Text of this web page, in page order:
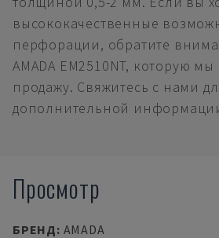
высококачественные
перфорации, обратите
AMADA EM2510NT, которую
продажу. Свяжитесь с нами
дополнительной
Просмотр
БРЕНД: AMADA